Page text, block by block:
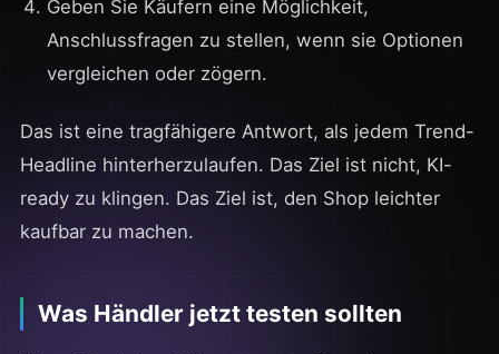
Geben Sie Käufern eine Möglichkeit,
Anschlussfragen zu stellen, wenn sie Optionen
vergleichen oder zögern.
Das ist eine tragfähigere Antwort, als jedem Trend-
Headline hinterherzulaufen. Das Ziel ist nicht, KI-
ready zu klingen. Das Ziel ist, den Shop leichter
kaufbar zu machen.
Was Händler jetzt testen sollten